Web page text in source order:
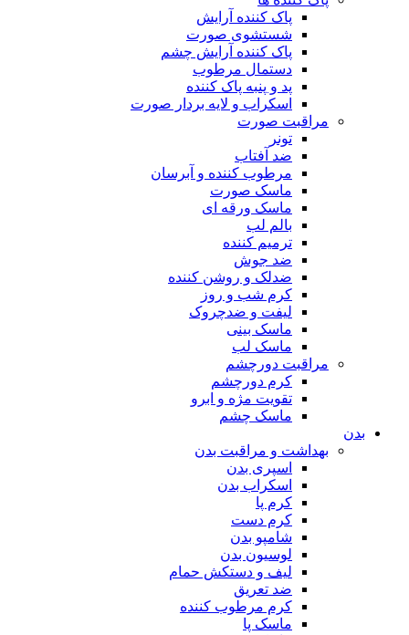
پاک کننده آرایش
شستشوی صورت
پاک کننده آرایش چشم
دستمال مرطوب
پد و پنبه پاک کننده
اسکراب و لایه بردار صورت
مراقبت صورت
تونر
ضد آفتاب
مرطوب کننده و آبرسان
ماسک صورت
ماسک ورقه ای
بالم لب
ترمیم کننده
ضد جوش
ضدلک و روشن کننده
کرم شب و روز
لیفت و ضدچروک
ماسک بینی
ماسک لب
مراقبت دورچشم
کرم دورچشم
تقویت مژه و ابرو
ماسک چشم
بدن
بهداشت و مراقبت بدن
اسپری بدن
اسکراب بدن
کرم پا
کرم دست
شامپو بدن
لوسیون بدن
لیف و دستکش حمام
ضد تعریق
کرم مرطوب کننده
ماسک پا